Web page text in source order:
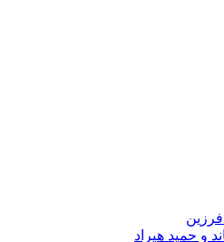
و حمید هیراد